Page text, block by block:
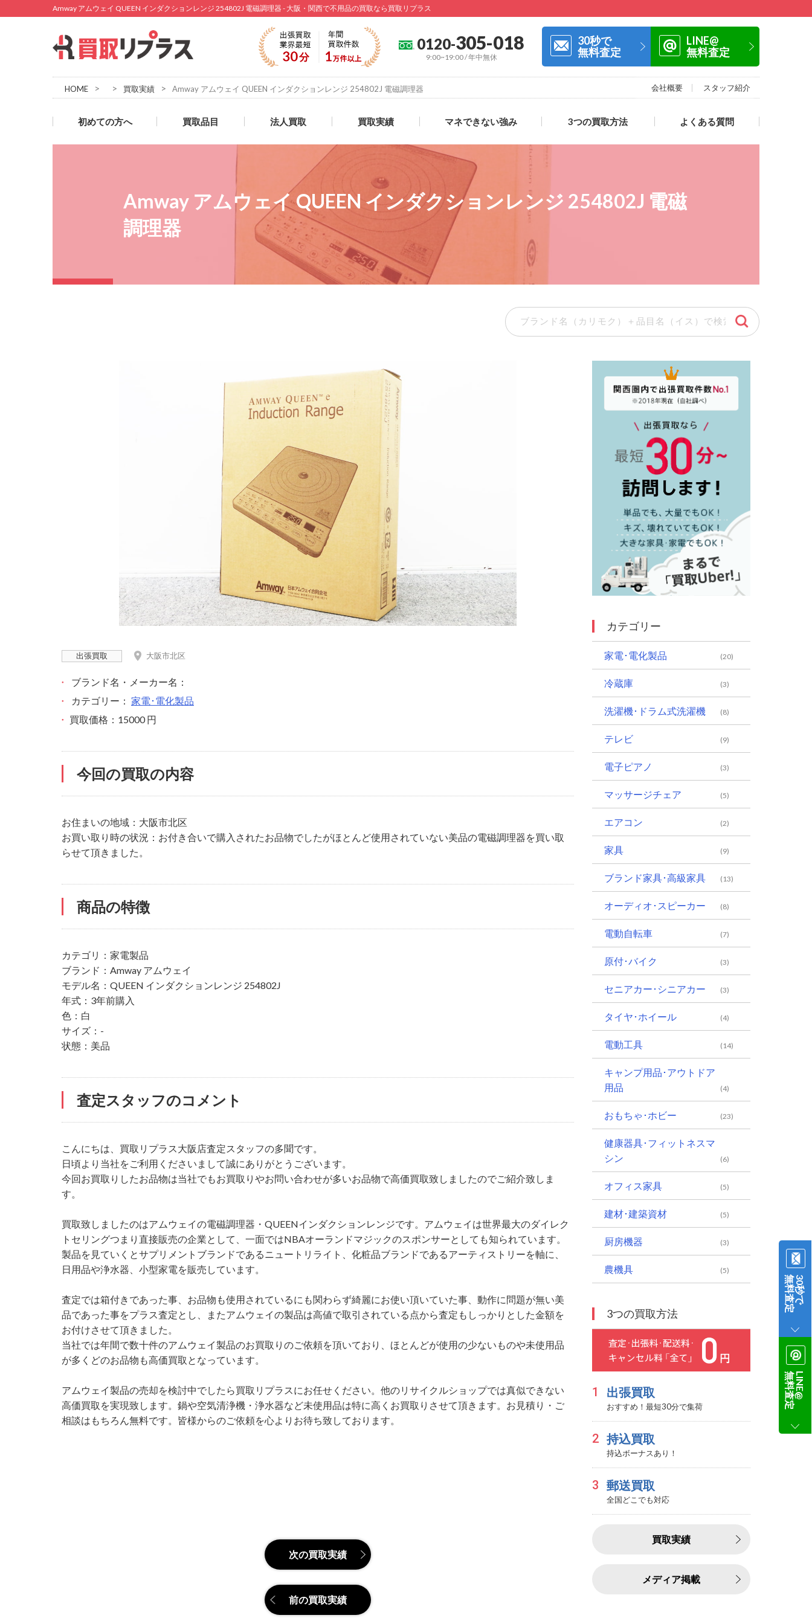
Amway アムウェイ QUEEN インダクションレンジ 254802J 電磁調理器 - 大阪・関西で不用品の買取なら買取リプラス
0120-305-018
9:00~19:00 / 年中無休
30秒で
無料査定
LINE@
無料査定
HOME > > 買取実績 > Amway アムウェイ QUEEN インダクションレンジ 254802J 電磁調理器 会社概要 スタッフ紹介
30秒で
無料査定
LINE@
無料査定
初めての方へ 買取品目 法人買取 買取実績 マネできない強み 3つの買取方法 よくある質問
Amway アムウェイ QUEEN インダクションレンジ 254802J 電磁
調理器
出張買取 大阪市北区
ブランド名・メーカー名：
カテゴリー： 家電･電化製品
買取価格：15000 円
今回の買取の内容
お住まいの地域：大阪市北区
お買い取り時の状況：お付き合いで購入されたお品物でしたがほとんど使用されていない美品の電磁調理器を買い取
らせて頂きました。
商品の特徴
カテゴリ：家電製品
ブランド：Amway アムウェイ
モデル名：QUEEN インダクションレンジ 254802J
年式：3年前購入
色：白
サイズ：-
状態：美品
査定スタッフのコメント
こんにちは、買取リプラス大阪店査定スタッフの多聞です。
日頃より当社をご利用くださいまして誠にありがとうございます。
今回お買取りしたお品物は当社でもお買取りやお問い合わせが多いお品物で高価買取致しましたのでご紹介致しま
す。
買取致しましたのはアムウェイの電磁調理器・QUEENインダクションレンジです。アムウェイは世界最大のダイレク
トセリングつまり直接販売の企業として、一面ではNBAオーランドマジックのスポンサーとしても知られています。
製品を見ていくとサプリメントブランドであるニュートリライト、化粧品ブランドであるアーティストリーを軸に、
日用品や浄水器、小型家電を販売しています。
査定では箱付きであった事、お品物も使用されているにも関わらず綺麗にお使い頂いていた事、動作に問題が無い美
品であった事をプラス査定とし、またアムウェイの製品は高値で取引されている点から査定もしっかりとした金額を
お付けさせて頂きました。
当社では年間で数十件のアムウェイ製品のお買取りのご依頼を頂いており、ほとんどが使用の少ないものや未使用品
が多くどのお品物も高価買取となっています。
アムウェイ製品の売却を検討中でしたら買取リプラスにお任せください。他のリサイクルショップでは真似できない
高価買取を実現致します。鍋や空気清浄機・浄水器など未使用品は特に高くお買取りさせて頂きます。お見積り・ご
相談はもちろん無料です。皆様からのご依頼を心よりお待ち致しております。
次の買取実績
前の買取実績
カテゴリー
家電･電化製品 (20)
冷蔵庫 (3)
洗濯機･ドラム式洗濯機 (8)
テレビ (9)
電子ピアノ (3)
マッサージチェア (5)
エアコン (2)
家具 (9)
ブランド家具･高級家具 (13)
オーディオ･スピーカー (8)
電動自転車 (7)
原付･バイク (3)
セニアカー･シニアカー (3)
タイヤ･ホイール (4)
電動工具 (14)
キャンプ用品･アウトドア
用品
(4)
おもちゃ･ホビー (23)
健康器具･フィットネスマ
シン
(6)
オフィス家具 (5)
建材･建築資材 (5)
厨房機器 (3)
農機具 (5)
3つの買取方法
1 出張買取
おすすめ！最短30分で集荷
2 持込買取
持込ボーナスあり！
3 郵送買取
全国どこでも対応
買取実績
メディア掲載